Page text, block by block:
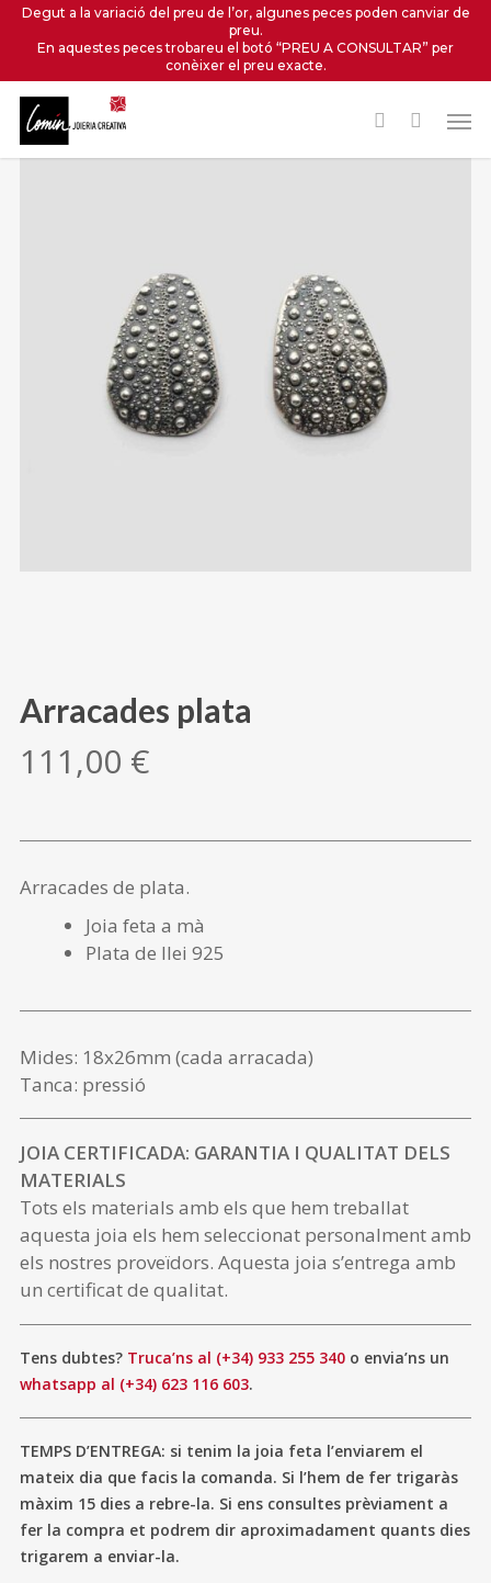
Skip
content
Degut a la variació del preu de l’or, algunes peces poden canviar de
preu.
En aquestes peces trobareu el botó “PREU A CONSULTAR” per
conèixer el preu exacte.
Arracades plata
111,00 €
Arracades de plata.
Joia feta a mà
Plata de llei 925
Mides: 18x26mm (cada arracada)
Tanca: pressió
JOIA CERTIFICADA: GARANTIA I QUALITAT DELS
MATERIALS
Tots els materials amb els que hem treballat
aquesta joia els hem seleccionat personalment amb
els nostres proveïdors. Aquesta joia s’entrega amb
un certificat de qualitat.
Tens dubtes? Truca’ns al (+34) 933 255 340 o envia’ns un
whatsapp al (+34) 623 116 603.
TEMPS D’ENTREGA: si tenim la joia feta l’enviarem el
mateix dia que facis la comanda. Si l’hem de fer trigaràs
màxim 15 dies a rebre-la. Si ens consultes prèviament a
fer la compra et podrem dir aproximadament quants dies
trigarem a enviar-la.